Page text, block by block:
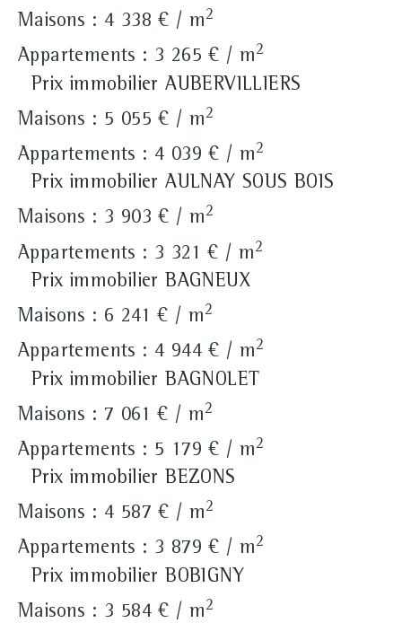
Maisons : 4 338 € / m2
Appartements : 3 265 € / m2
Prix immobilier AUBERVILLIERS
Maisons : 5 055 € / m2
Appartements : 4 039 € / m2
Prix immobilier AULNAY SOUS BOIS
Maisons : 3 903 € / m2
Appartements : 3 321 € / m2
Prix immobilier BAGNEUX
Maisons : 6 241 € / m2
Appartements : 4 944 € / m2
Prix immobilier BAGNOLET
Maisons : 7 061 € / m2
Appartements : 5 179 € / m2
Prix immobilier BEZONS
Maisons : 4 587 € / m2
Appartements : 3 879 € / m2
Prix immobilier BOBIGNY
Maisons : 3 584 € / m2